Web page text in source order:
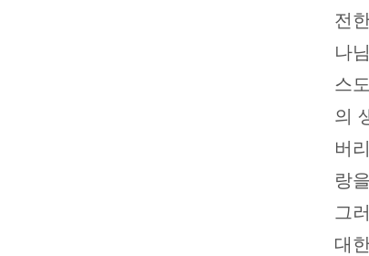
전
나
스
의
버
랑
그
대